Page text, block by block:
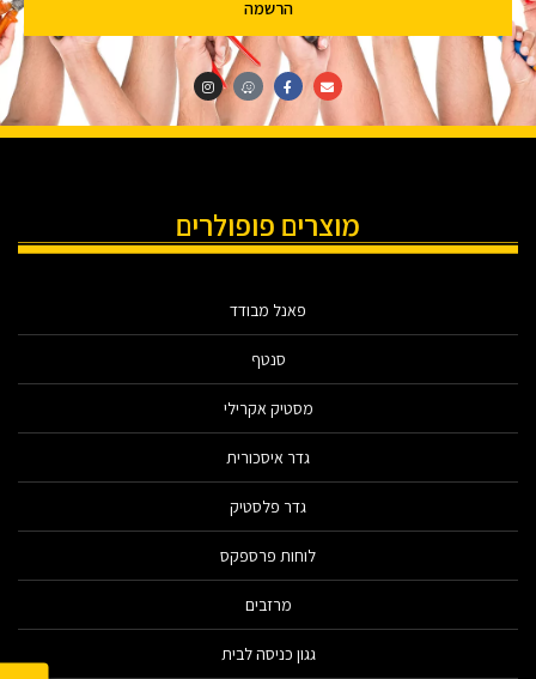
הרשמה
מוצרים פופולרים
פאנל מבודד
סנטף
מסטיק אקרילי
גדר איסכורית
גדר פלסטיק
לוחות פרספקס
מרזבים
גגון כניסה לבית